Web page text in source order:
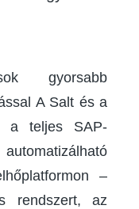
gyorsabb
A Salt és a
a teljes SAP-
–
rendszert, az